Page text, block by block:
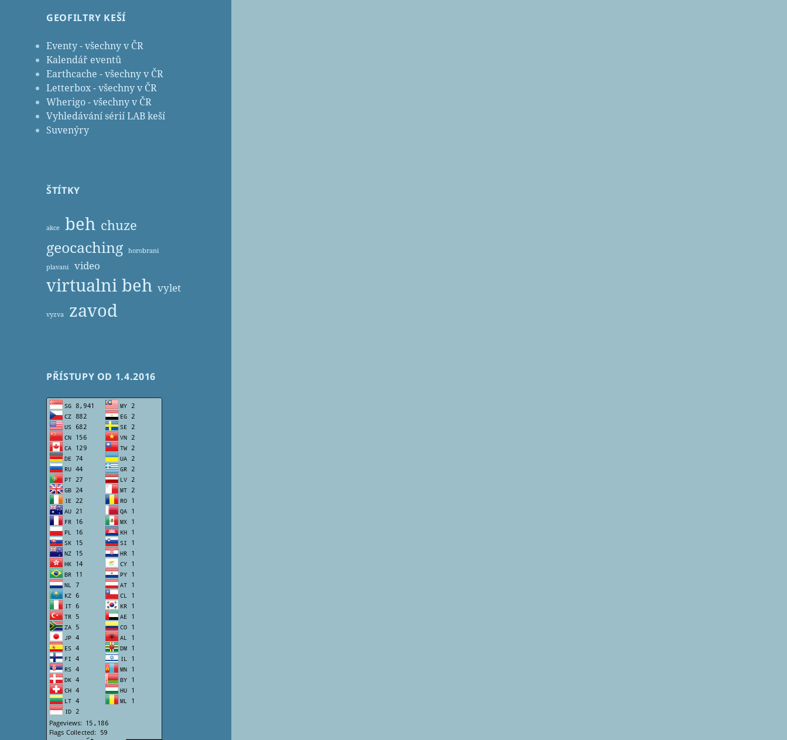
GEOFILTRY KEŠÍ
Eventy - všechny v ČR
Kalendář eventů
Earthcache - všechny v ČR
Letterbox - všechny v ČR
Wherigo - všechny v ČR
Vyhledávání sérií LAB keší
Suvenýry
ŠTÍTKY
akce beh chuze
geocaching
horobrani
plavani
video
virtualni beh vylet
vyzva zavod
PŘÍSTUPY OD 1.4.2016